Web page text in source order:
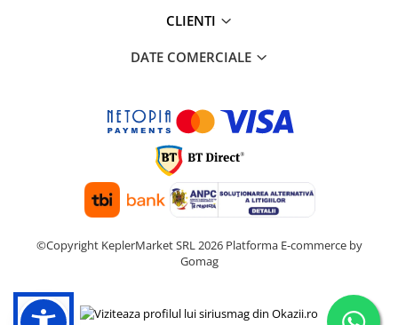
CLIENTI
DATE COMERCIALE
©Copyright KeplerMarket SRL 2026 Platforma E-commerce by
Gomag